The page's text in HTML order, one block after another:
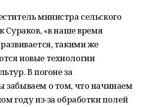
министра сельского
Сураков, «в наше время
такими же
новые технологии
В погоне за
забываем о том, что начинаем
году из-за обработки полей